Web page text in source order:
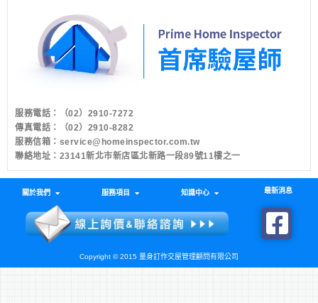
服務電話：
（02）2910-7272
傳真電話：（02）2910-8282
服務信箱： service@homeinspector.com.tw
聯絡地址：23141新北市新店區北新路一段89號11樓之一
關於我們 服務項目 知識中心 最新消息
Copyright © 2015 量身訂作交屋管理顧問有限公司